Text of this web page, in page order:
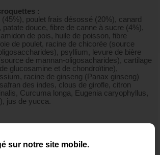
sur notre site mobile.
:
(45%), poulet frais désossé (20%), canard
patate douce, fibre de canne à sucre (4%),
de pois, huile de poisson, fibre
de poulet, racine de chicorée (source
psyllium, levure de bière
de mannan-oligosacharides), cartilage
glucosamine et de chondroïtine),
racine de ginseng (Panax ginseng)
des indes, clous de girofle, citron
Curcuma longa, Eugenia caryophyllus,
jus de yucca.